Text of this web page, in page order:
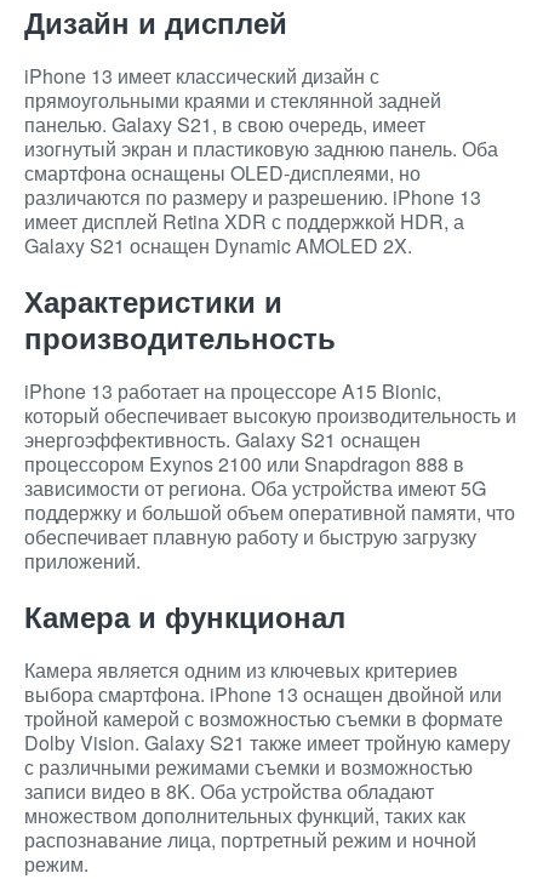
Дизайн и дисплей
iPhone 13 имеет классический дизайн с
прямоугольными краями и стеклянной задней
панелью. Galaxy S21, в свою очередь, имеет
изогнутый экран и пластиковую заднюю панель. Оба
смартфона оснащены OLED-дисплеями, но
различаются по размеру и разрешению. iPhone 13
имеет дисплей Retina XDR с поддержкой HDR, а
Galaxy S21 оснащен Dynamic AMOLED 2X.
Характеристики и
производительность
iPhone 13 работает на процессоре A15 Bionic,
который обеспечивает высокую производительность и
энергоэффективность. Galaxy S21 оснащен
процессором Exynos 2100 или Snapdragon 888 в
зависимости от региона. Оба устройства имеют 5G
поддержку и большой объем оперативной памяти, что
обеспечивает плавную работу и быструю загрузку
приложений.
Камера и функционал
Камера является одним из ключевых критериев
выбора смартфона. iPhone 13 оснащен двойной или
тройной камерой с возможностью съемки в формате
Dolby Vision. Galaxy S21 также имеет тройную камеру
с различными режимами съемки и возможностью
записи видео в 8K. Оба устройства обладают
множеством дополнительных функций, таких как
распознавание лица, портретный режим и ночной
режим.